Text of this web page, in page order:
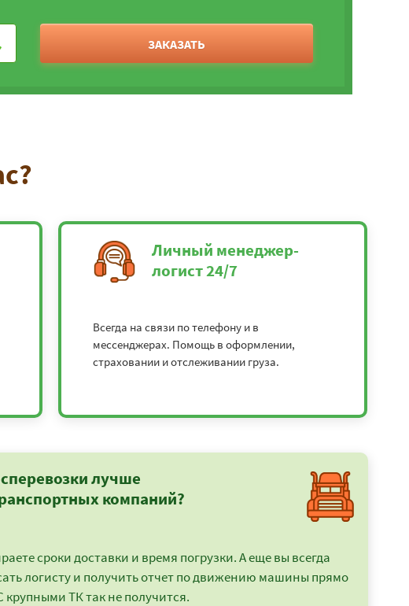
ЗАКАЗАТЬ
Личный менеджер-
логист 24/7
Всегда на связи по телефону и в
мессенджерах. Помощь в оформлении,
страховании и отслеживании груза.
лучше
компаний?
сроки доставки и время погрузки. А еще вы всегда
логисту и получить отчет по движению машины прямо
крупными ТК так не получится.